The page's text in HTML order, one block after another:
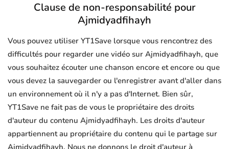
Clause de non-responsabilité pour
Ajmidyadfihayh
Vous pouvez utiliser YT1Save lorsque vous rencontrez des
difficultés pour regarder une vidéo sur Ajmidyadfihayh, que
vous souhaitez écouter une chanson encore et encore ou que
vous devez la sauvegarder ou l'enregistrer avant d'aller dans
un environnement où il n'y a pas d'Internet. Bien sûr,
YT1Save ne fait pas de vous le propriétaire des droits
d'auteur du contenu Ajmidyadfihayh. Les droits d'auteur
appartiennent au propriétaire du contenu qui le partage sur